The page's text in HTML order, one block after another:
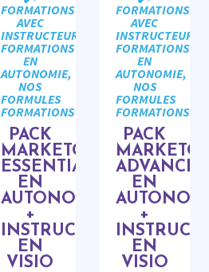
FORMATIONS
AVEC
INSTRUCTEUR,
FORMATIONS
EN
AUTONOMIE,
NOS
FORMULES
FORMATIONS
PACK
MARKETO
ESSENTIALS
EN
AUTONOMIE
+
INSTRUCTEUR
EN
VISIO
FORMATIONS
AVEC
INSTRUCTEUR,
FORMATIONS
EN
AUTONOMIE,
NOS
FORMULES
FORMATIONS
PACK
MARKETO
ADVANCED
EN
+
EN
VISIO